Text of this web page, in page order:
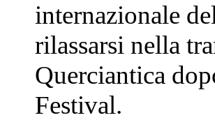
internazionale
rilassarsi nella
Querciantica
Festival.